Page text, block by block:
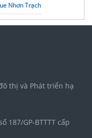
Nhơn Trạch
sang trọng
thị và Phát triển hạ
187/GP-BTTTT cấp